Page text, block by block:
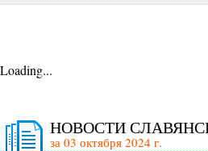
Loading...
НОВОСТИ
за 03 октября 2024 г.